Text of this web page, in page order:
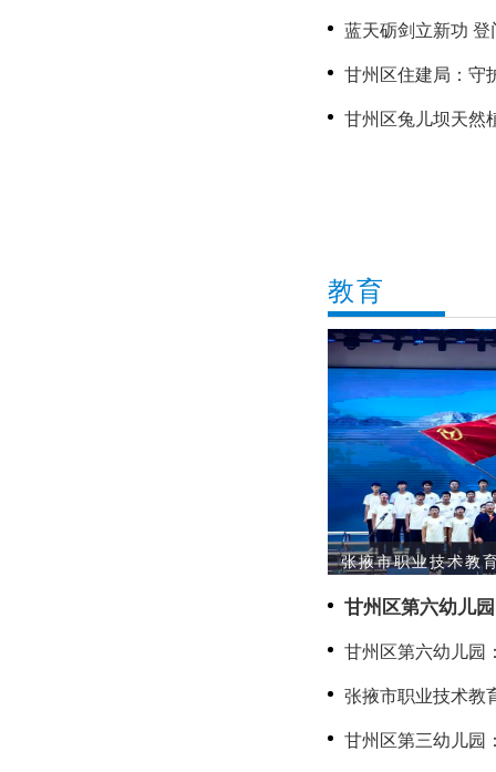
双拥·共传文脉守
蓝天砺剑立新功
二等功军人家庭送
甘州区住建局：守
甘州区兔儿坝天然
教育
张掖市职业技术教
甘州区第六幼儿园：
聚力成长
甘州区第六幼儿园
心
张掖市职业技术教
甘州区第三幼儿园：党建